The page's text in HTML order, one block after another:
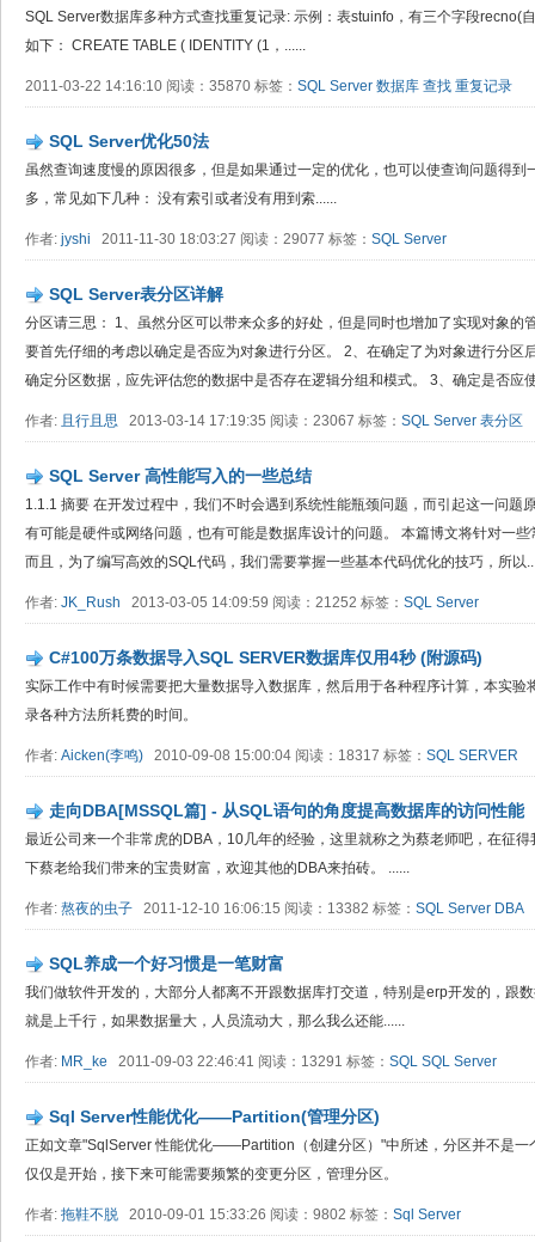
SQL Server数据库多种方式查找重复记录: 示例：表stuinfo，有三个字段recno(
如下： CREATE TABLE ( IDENTITY (1，......
2011-03-22 14:16:10 阅读：35870 标签： SQL Server 数据库 查找 重复记录
SQL Server优化50法
虽然查询速度慢的原因很多，但是如果通过一定的优化，也可以使查询问题得到
多，常见如下几种： 没有索引或者没有用到索......
作者: jyshi 2011-11-30 18:03:27 阅读：29077 标签： SQL Server
SQL Server表分区详解
分区请三思： 1、虽然分区可以带来众多的好处，但是同时也增加了实现对象的
要首先仔细的考虑以确定是否应为对象进行分区。 2、在确定了为对象进行分区
确定分区数据，应先评估您的数据中是否存在逻辑分组和模式。 3、确定是否应
作者: 且行且思 2013-03-14 17:19:35 阅读：23067 标签： SQL Server 表分区
SQL Server 高性能写入的一些总结
1.1.1 摘要 在开发过程中，我们不时会遇到系统性能瓶颈问题，而引起这一问题
有可能是硬件或网络问题，也有可能是数据库设计的问题。 本篇博文将针对一
而且，为了编写高效的SQL代码，我们需要掌握一些基本代码优化的技巧，所以
作者: JK_Rush 2013-03-05 14:09:59 阅读：21252 标签： SQL Server
C#100万条数据导入SQL SERVER数据库仅用4秒 (附源码)
实际工作中有时候需要把大量数据导入数据库，然后用于各种程序计算，本实
录各种方法所耗费的时间。
作者: Aicken(李鸣) 2010-09-08 15:00:04 阅读：18317 标签： SQL SERVER
走向DBA[MSSQL篇] - 从SQL语句的角度提高数据库的访问性能
最近公司来一个非常虎的DBA，10几年的经验，这里就称之为蔡老师吧，在征
下蔡老给我们带来的宝贵财富，欢迎其他的DBA来拍砖。 ......
作者: 熬夜的虫子 2011-12-10 16:06:15 阅读：13382 标签： SQL Server DBA
SQL养成一个好习惯是一笔财富
我们做软件开发的，大部分人都离不开跟数据库打交道，特别是erp开发的，跟
就是上千行，如果数据量大，人员流动大，那么我么还能......
作者: MR_ke 2011-09-03 22:46:41 阅读：13291 标签： SQL SQL Server
Sql Server性能优化——Partition(管理分区)
正如文章"SqlServer 性能优化——Partition（创建分区）"中所述，分区并不是一
仅仅是开始，接下来可能需要频繁的变更分区，管理分区。
作者: 拖鞋不脱 2010-09-01 15:33:26 阅读：9802 标签： Sql Server